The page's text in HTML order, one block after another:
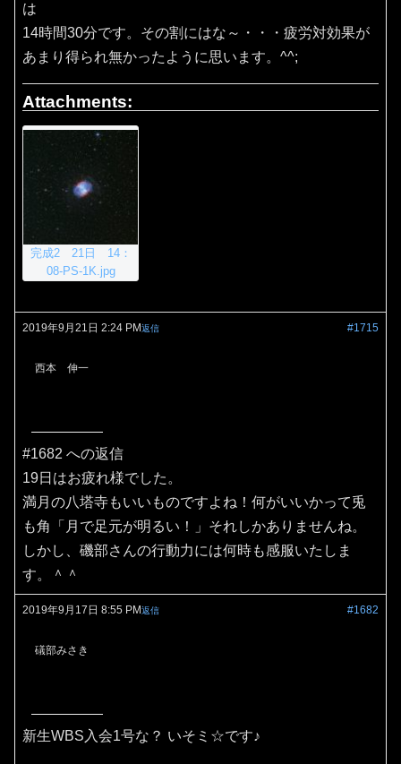
は
14時間30分です。その割にはな～・・・疲労対効果が
あまり得られ無かったように思います。^^;
Attachments:
完成2 21日 14：
08-PS-1K.jpg
2019年9月21日 2:24 PM #1715
返信
西本 伸一
#1682 への返信
19日はお疲れ様でした。
満月の八塔寺もいいものですよね！何がいいかって兎
も角「月で足元が明るい！」それしかありませんね。
しかし、磯部さんの行動力には何時も感服いたしま
す。＾＾
2019年9月17日 8:55 PM #1682
返信
礒部みさき
新生WBS入会1号な？ いそミ☆です♪